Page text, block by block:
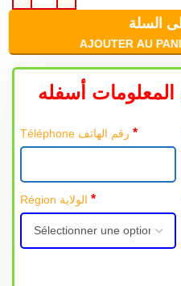
السلة
أسفله
Téléphone رقم الهاتف*
Région الولاية*